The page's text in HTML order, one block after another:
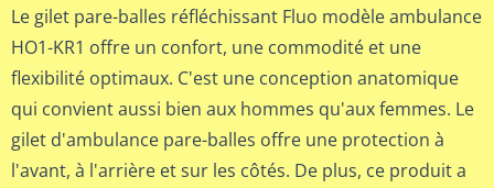
Le gilet pare-balles réfléchissant Fluo modèle ambulance
HO1-KR1 offre un confort, une commodité et une
flexibilité optimaux. C'est une conception anatomique
qui convient aussi bien aux hommes qu'aux femmes. Le
gilet d'ambulance pare-balles offre une protection à
l'avant, à l'arrière et sur les côtés. De plus, ce produit a